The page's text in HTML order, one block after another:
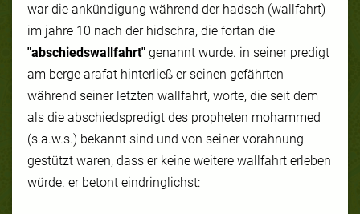
war die ankündigung während der hadsch (wallfahrt)
im jahre 10 nach der hidschra, die fortan die
"abschiedswallfahrt" genannt wurde. in seiner predigt
am berge arafat hinterließ er seinen gefährten
während seiner letzten wallfahrt, worte, die seit dem
als die abschiedspredigt des propheten mohammed
(s.a.w.s.) bekannt sind und von seiner vorahnung
gestützt waren, dass er keine weitere wallfahrt erleben
würde. er betont eindringlichst: